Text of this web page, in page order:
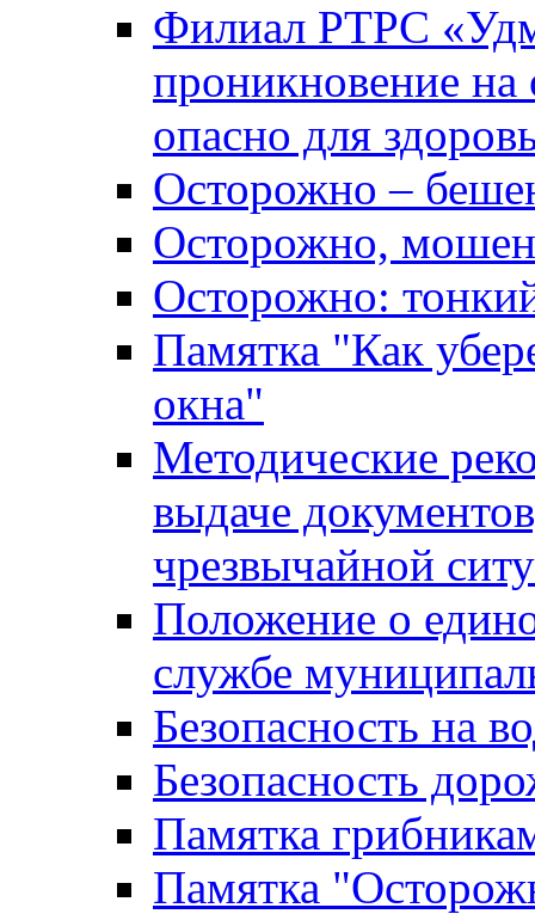
Филиал РТРС
проникновение на
опасно для
Осторожно –
Осторожно,
Осторожно:
Памятка "Как
окна"
Методические
выдаче
чрезвычайной
Положение о
службе
Безопасность на
Безопасность
Памятка
Памятка